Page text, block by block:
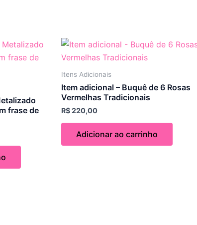
frase de
Itens Adicionais
Item adicional – Buquê de 6 Rosas
Vermelhas Tradicionais
R$220,00
Adicionar ao carrinho